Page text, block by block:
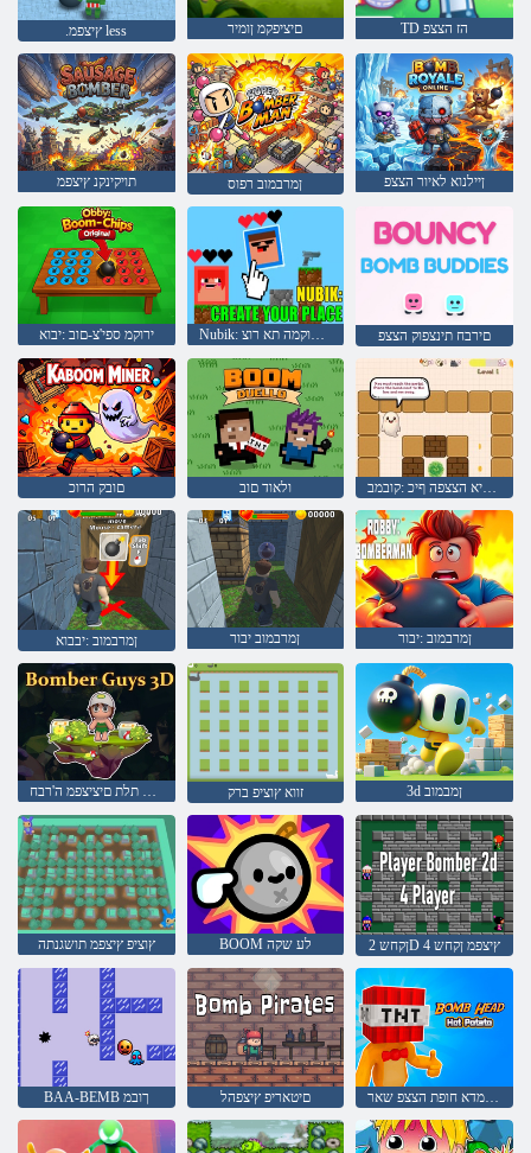
.ץיצפמ less םיציפקמ ןומיר TD הז הצצפ
תויקינקנ ץיצפמ ןמרבמוב רפוס ןיילנוא לאיור הצצפ
ירוקמ ספי'צ-םוב :יבוא Nubik: ךלש םוקמה תא רוצ םירבח תינצפוק הצצפ
םובק הרוכ ולאוד םוב יפוסניא הצצפה ףיכ :קובמב
ןמרבמוב :יבבוא ןמרבמוב יבור ןמרבמוב :יבור
דמימ תלת םיציצפמ ה'רבח זווא ץוציפ ברק 3d ןמבמוב
ץוציפ ץיצפמ תושגנתה BOOM לע שקה ןקחש 2D 4 ץיצפמ ןקחש
BAA-BEMB ךובמ םיטאריפ ץיצפהל